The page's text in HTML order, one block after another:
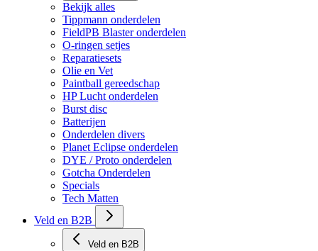
Bekijk alles
Tippmann onderdelen
FieldPB Blaster onderdelen
O-ringen setjes
Reparatiesets
Olie en Vet
Paintball gereedschap
HP Lucht onderdelen
Burst disc
Batterijen
Onderdelen divers
Planet Eclipse onderdelen
DYE / Proto onderdelen
Gotcha Onderdelen
Specials
Tech Matten
Veld en B2B
Veld en B2B